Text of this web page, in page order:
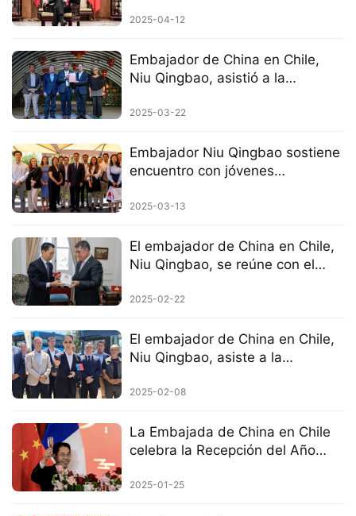
Tres”
2025-04-12
Embajador de China en Chile,
Niu Qingbao, asistió a la
Primavera 2025 en la ciudad de
2025-03-22
Embajador Niu Qingbao sostiene
encuentro con jóvenes
2025-03-13
El embajador de China en Chile,
Niu Qingbao, se reúne con el
2025-02-22
El embajador de China en Chile,
Niu Qingbao, asiste a la
de buses eléctricos chinos
2025-02-08
La Embajada de China en Chile
celebra la Recepción del Año
2025-01-25